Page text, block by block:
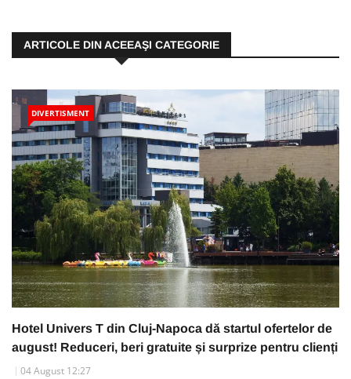
ARTICOLE DIN ACEEAŞI CATEGORIE
DIVERTISMENT
Hotel Univers T din Cluj-Napoca dă startul ofertelor de
august! Reduceri, beri gratuite și surprize pentru clienți
04 August 12:27